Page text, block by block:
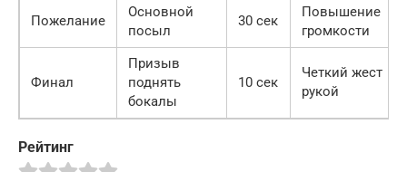
Пожелание
Основной
посыл
30 сек
Повышение
громкости
Финал
Призыв
поднять
бокалы
10 сек
Четкий жест
рукой
Рейтинг